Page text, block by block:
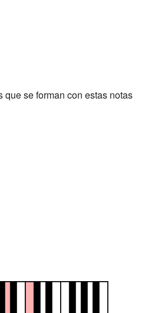
que se forman con estas notas